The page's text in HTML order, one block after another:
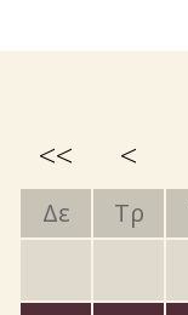
<< <
Δε Τρ